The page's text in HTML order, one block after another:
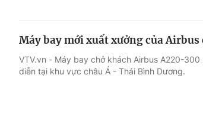
Máy bay mới xuất xưởng của
VTV.vn - Máy bay chở khách Airbus A220-
diễn tại khu vực châu Á - Thái Bình Dương.